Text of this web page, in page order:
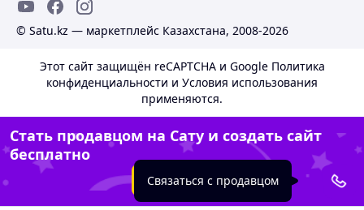
© Satu.kz — маркетплейс Казахстана, 2008-2026
Этот сайт защищён reCAPTCHA и Google Политика
конфиденциальности и Условия использования
применяются.
Стать продавцом на Сату и создать сайт
бесплатно
Создать сайт
Связаться с продавцом